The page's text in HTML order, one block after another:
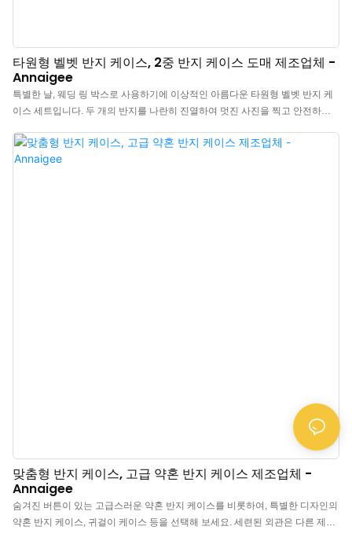
타원형 벨벳 반지 케이스, 2중 반지 케이스 도매 제조업체 -
Annaigee
특별한 날, 웨딩 링 박스로 사용하기에 이상적인 아름다운 타원형 벨벳 반지 케
이스 세트입니다. 두 개의 반지를 나란히 진열하여 멋진 사진을 찍고 안전하게
다. 다양한 색상으로 제공되며 빠른 배송이 가능합니다. 웨딩 링 박스: 아름다운
질감의 표준 타원형 웨딩 링 박스입니다. 중앙에 신랑/신부의 반지를 진열할 수
맞춤형 반지 케이스, 고급 약혼 반지 케이스 제조업체 -
Annaigee
숨겨진 버튼이 있는 고급스러운 약혼 반지 케이스를 비롯하여, 특별한 디자인의
약혼 반지 케이스, 귀걸이 케이스 등을 선택해 보세요. 세련된 외관은 다른 제품